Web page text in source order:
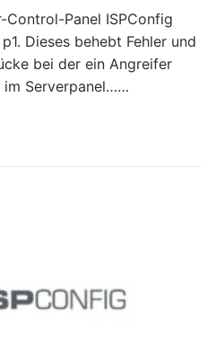
Panel ISPConfig
Dieses behebt Fehler und
bei der ein Angreifer
im Serverpanel……